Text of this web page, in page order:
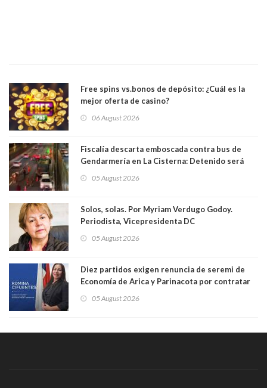
Free spins vs.bonos de depósito: ¿Cuál es la
mejor oferta de casino?
06 August 2026
Fiscalía descarta emboscada contra bus de
Gendarmería en La Cisterna: Detenido será
05 August 2026
Solos, solas. Por Myriam Verdugo Godoy.
Periodista, Vicepresidenta DC
05 August 2026
Diez partidos exigen renuncia de seremi de
Economía de Arica y Parinacota por contratar
una militante de RN, detenida con 47 kilos de
05 August 2026